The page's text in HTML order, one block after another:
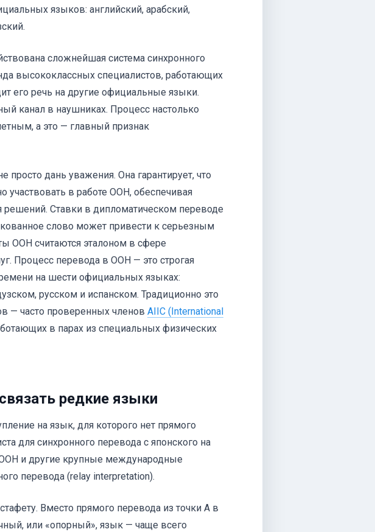
языков: английский, арабский,
сложнейшая система синхронного
высококлассных специалистов, работающих
его речь на другие официальные языки.
канал в наушниках. Процесс настолько
а это — главный признак
дань уважения. Она гарантирует, что
участвовать в работе ООН, обеспечивая
решений. Ставки в дипломатическом переводе
слово может привести к серьезным
ООН считаются эталоном в сфере
Процесс перевода в ООН — это строгая
на шести официальных языках:
русском и испанском. Традиционно это
— часто проверенных членов AIIC (International
в парах из специальных физических
редкие языки
на язык, для которого нет прямого
для синхронного перевода с японского на
ООН и другие крупные международные
перевода (relay interpretation).
Вместо прямого перевода из точки А в
или «опорный», язык — чаще всего